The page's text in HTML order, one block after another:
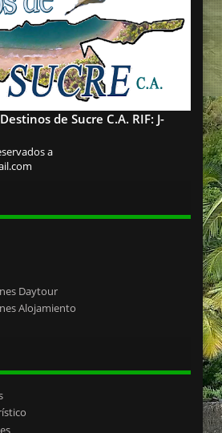
de Sucre C.A. RIF: J-
a
Daytour
Alojamiento